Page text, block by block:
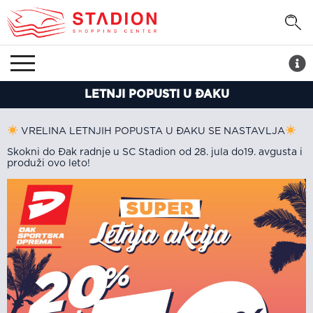
LETNJI POPUSTI U ĐAKU
VRELINA LETNJIH POPUSTA U ĐAKU SE NASTAVLJA
Skokni do Đak radnje u SC Stadion od 28. jula do19. avgusta i
produži ovo leto!